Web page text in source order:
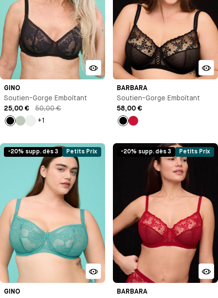
GINO
Soutien-Gorge Emboîtant
25,00 €
50,00 €
+1
BARBARA
Soutien-Gorge Emboîtant
58,00 €
-20% supp. dès 3 Petits Prix
GINO
-20% supp. dès 3 Petits Prix
BARBARA